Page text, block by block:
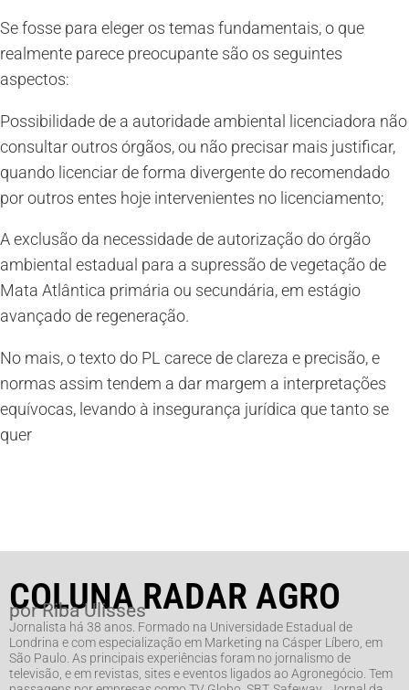
Se fosse para eleger os temas fundamentais, o que
realmente parece preocupante são os seguintes
aspectos:
Possibilidade de a autoridade ambiental licenciadora não
consultar outros órgãos, ou não precisar mais justificar,
quando licenciar de forma divergente do recomendado
por outros entes hoje intervenientes no licenciamento;
A exclusão da necessidade de autorização do órgão
ambiental estadual para a supressão de vegetação de
Mata Atlântica primária ou secundária, em estágio
avançado de regeneração.
No mais, o texto do PL carece de clareza e precisão, e
normas assim tendem a dar margem a interpretações
equívocas, levando à insegurança jurídica que tanto se
quer
COLUNA RADAR AGRO
por Riba Ulisses
Jornalista há 38 anos. Formado na Universidade Estadual de
Londrina e com especialização em Marketing na Cásper Líbero, em
São Paulo. As principais experiências foram no jornalismo de
televisão, e em revistas, sites e eventos ligados ao Agronegócio. Tem